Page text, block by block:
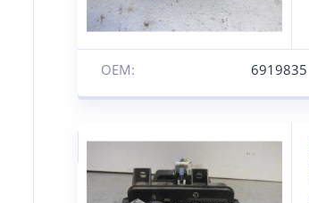
OEM: 6919835